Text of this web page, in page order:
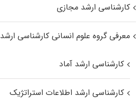
کارشناسی ارشد مجازی
معرفی گروه علوم انسانی کارشناسی ارشد
کارشناسی ارشد آماد
کارشناسی ارشد اطلاعات استراتژیک